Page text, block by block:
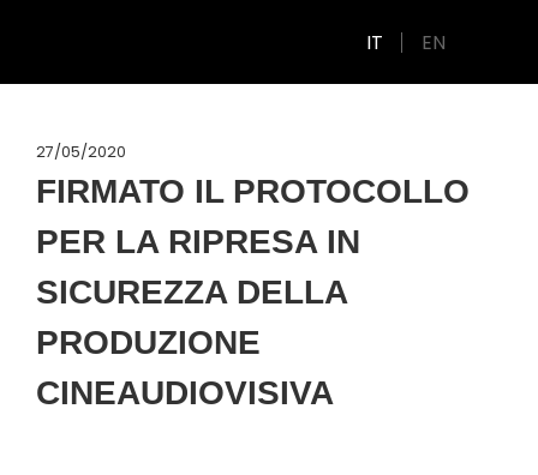
IT EN
27/05/2020
FIRMATO IL PROTOCOLLO
PER LA RIPRESA IN
SICUREZZA DELLA
PRODUZIONE
CINEAUDIOVISIVA